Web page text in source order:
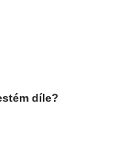
díle?